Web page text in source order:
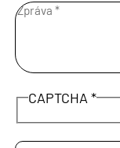
CAPTCHA